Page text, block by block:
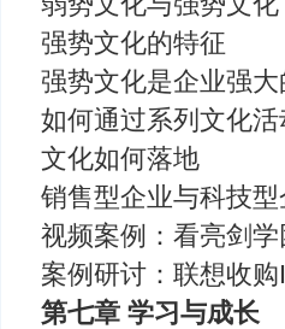
强势文化的特征
强势文化是企业强大
如何通过系列文化
文化如何落地
销售型企业与科技
视频案例：看亮剑
案例研讨：联想收
第七章 学习与成长